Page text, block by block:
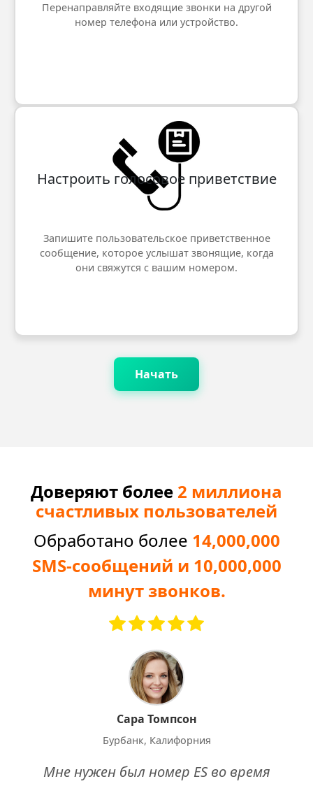
Перенаправляйте входящие звонки на другой
номер телефона или устройство.
Настроить голосовое приветствие
Запишите пользовательское приветственное
сообщение, которое услышат звонящие, когда
они свяжутся с вашим номером.
Начать
Доверяют более 2 миллиона
счастливых пользователей
Обработано более 14,000,000
SMS-сообщений и 10,000,000
минут звонков.
Сара Томпсон
Бурбанк, Калифорния
Мне нужен был номер ES во время